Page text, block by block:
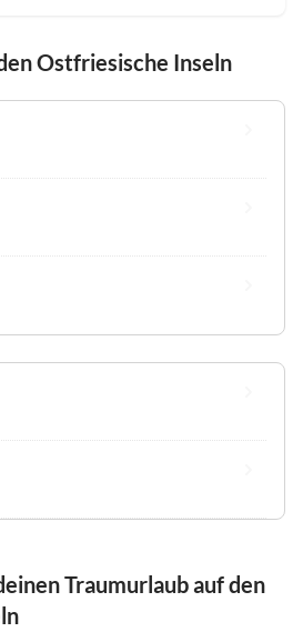
Ostfriesische Inseln
Traumurlaub auf den